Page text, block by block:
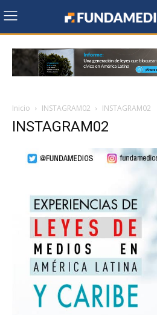
Inicio INSTAGRAM02 INSTAGRAM02
INSTAGRAM02